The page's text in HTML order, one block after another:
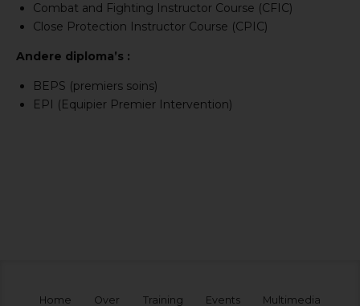
Combat and Fighting Instructor Course (CFIC)
Close Protection Instructor Course (CPIC)
Andere diploma’s :
BEPS (premiers soins)
EPI (Equipier Premier Intervention)
Home Over Training Events Multimedia